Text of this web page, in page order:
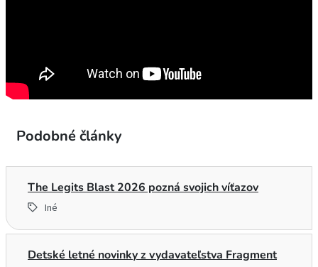
Podobné články
The Legits Blast 2026 pozná svojich víťazov
Iné
Detské letné novinky z vydavateľstva Fragment